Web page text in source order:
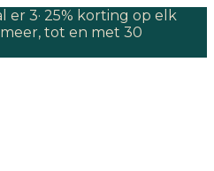
er 3· 25% korting op elk
tot en met 30